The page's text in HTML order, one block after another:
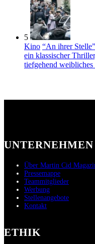
5
Kino “An ihrer
ein klassischer
tiefgehend weibliches
UNTERNEHMEN
Über Martin Cid
Pressemappe
Teammitglieder
Werbung
Stellenangebote
Kontakt
ETHIK